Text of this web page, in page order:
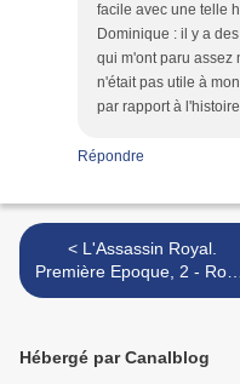
facile avec une telle
Dominique : il y a
qui m'ont paru assez
n'était pas utile à
par rapport à
Répondre
< L'Assassin Royal.
Première Epoque, 2 - Robin
Hobb
Hébergé par Canalblog